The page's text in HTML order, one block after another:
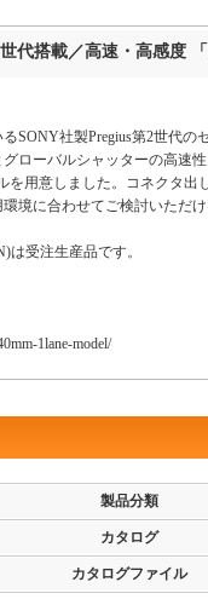
代搭載／高速・高感度
SONY社製Pregius第2世代の
ローバルシャッターの高速
を用意しました。コネクタ
境に合わせてご検討いただけ
受注生産品です。
1lane-model/
製品分類
カタログ
カタログファイル